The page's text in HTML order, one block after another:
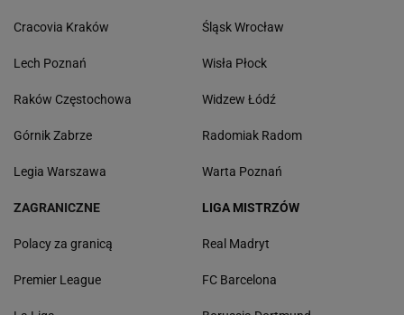
Cracovia Kraków
Lech Poznań
Raków Częstochowa
Górnik Zabrze
Legia Warszawa
Śląsk Wrocław
Wisła Płock
Widzew Łódź
Radomiak Radom
Warta Poznań
ZAGRANICZNE
Polacy za granicą
Premier League
LIGA MISTRZÓW
Real Madryt
FC Barcelona